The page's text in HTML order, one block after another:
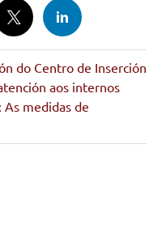
do Centro de Inserción
aos internos
medidas de